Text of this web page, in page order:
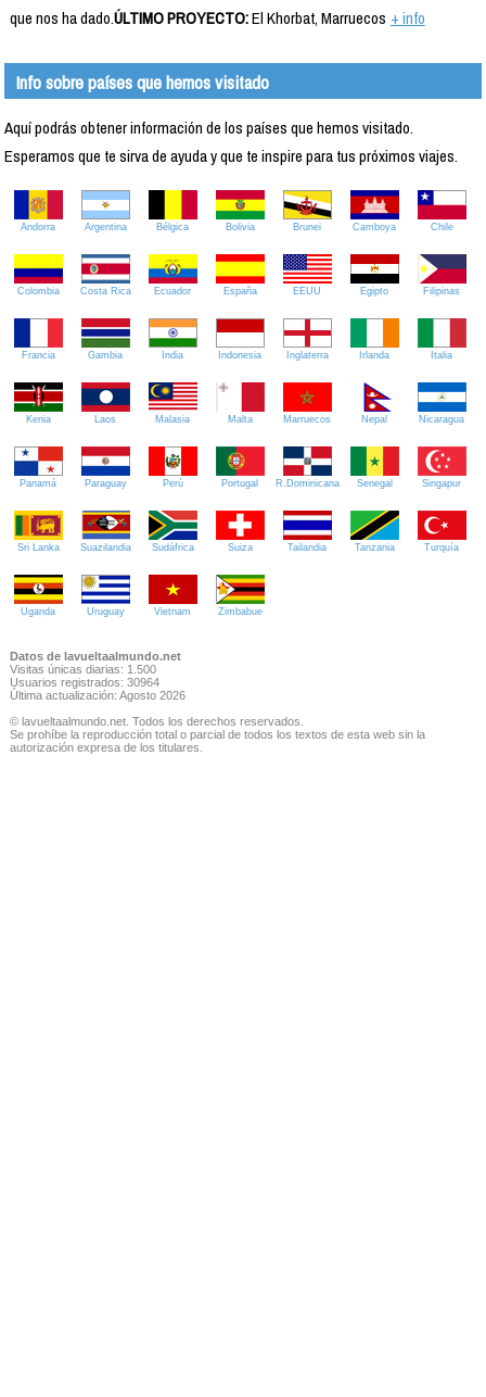
que nos ha dado.ÚLTIMO PROYECTO:El Khorbat, Marruecos + info
Info sobre países que hemos visitado
Aquí podrás obtener información de los países que hemos visitado.
Esperamos que te sirva de ayuda y que te inspire para tus próximos viajes.
Andorra Argentina Bélgica Bolivia Brunei Camboya Chile
Colombia Costa Rica Ecuador España EEUU Egipto Filipinas
Francia Gambia India Indonesia Inglaterra Irlanda Italia
Kenia Laos Malasia Malta Marruecos Nepal Nicaragua
Panamá Paraguay Perú Portugal R.Dominicana Senegal Singapur
Sri Lanka Suazilandia Sudáfrica Suiza Tailandia Tanzania Turquía
Uganda Uruguay Vietnam Zimbabue
Datos de lavueltaalmundo.net
Visitas únicas diarias: 1.500
Usuarios registrados: 30964
Última actualización: Agosto 2026
© lavueltaalmundo.net. Todos los derechos reservados.
Se prohíbe la reproducción total o parcial de todos los textos de esta web sin la
autorización expresa de los titulares.